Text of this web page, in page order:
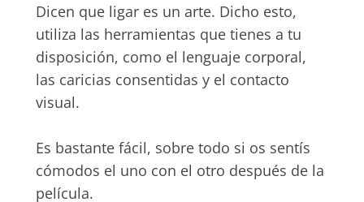
Dicen que ligar es un arte. Dicho esto,
utiliza las herramientas que tienes a tu
disposición, como el lenguaje corporal,
las caricias consentidas y el contacto
visual.
Es bastante fácil, sobre todo si os sentís
cómodos el uno con el otro después de la
película.